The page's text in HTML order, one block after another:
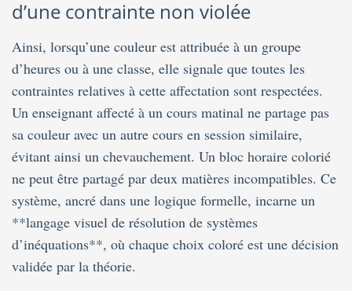
d’une contrainte non violée
Ainsi, lorsqu’une couleur est attribuée à un groupe
d’heures ou à une classe, elle signale que toutes les
contraintes relatives à cette affectation sont respectées.
Un enseignant affecté à un cours matinal ne partage pas
sa couleur avec un autre cours en session similaire,
évitant ainsi un chevauchement. Un bloc horaire colorié
ne peut être partagé par deux matières incompatibles. Ce
système, ancré dans une logique formelle, incarne un
**langage visuel de résolution de systèmes
d’inéquations**, où chaque choix coloré est une décision
validée par la théorie.